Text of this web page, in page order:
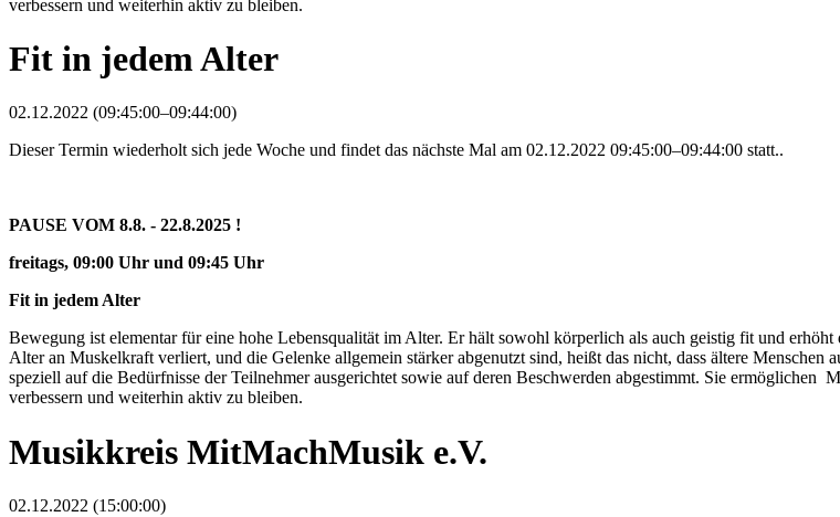
verbessern und weiterhin aktiv zu bleiben.
Fit in jedem Alter
02.12.2022 (09:45:00–09:44:00)
Dieser Termin wiederholt sich jede Woche und findet das nächste Mal am 02.12.2022 09:45:00–09:44:00 statt..
PAUSE VOM 8.8. - 22.8.2025 !
freitags, 09:00 Uhr und 09:45 Uhr
Fit in jedem Alter
Bewegung ist elementar für eine hohe Lebensqualität im Alter. Er hält sowohl körperlich als auch geistig fit und
Alter an Muskelkraft verliert, und die Gelenke allgemein stärker abgenutzt sind, heißt das nicht, dass ältere Menschen
speziell auf die Bedürfnisse der Teilnehmer ausgerichtet sowie auf deren Beschwerden abgestimmt. Sie ermöglichen
verbessern und weiterhin aktiv zu bleiben.
Musikkreis MitMachMusik e.V.
02.12.2022 (15:00:00)